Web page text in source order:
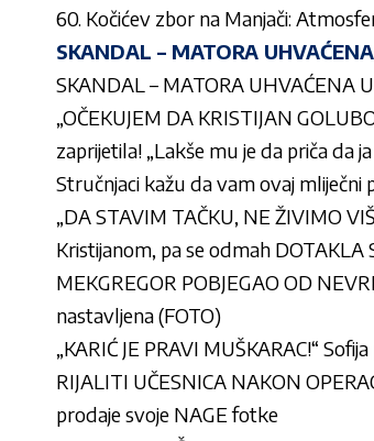
60. Kočićev zbor na Manjači:
SKANDAL – MATORA
SKANDAL – MATORA UHVAĆENA
„OČEKUJEM DA KRISTIJAN
zaprijetila! „Lakše mu je da priča da
Stručnjaci kažu da vam ovaj mliječni
„DA STAVIM TAČKU, NE ŽIVIMO
Kristijanom, pa se odmah DOTAKLA
MEKGREGOR POBJEGAO OD
nastavljena (FOTO)
„KARIĆ JE PRAVI MUŠKARAC!“
RIJALITI UČESNICA NAKON
prodaje svoje NAGE fotke